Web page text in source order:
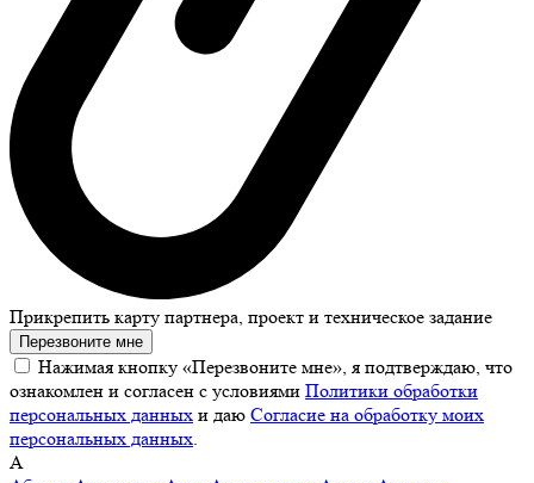
Прикрепить карту партнера, проект и техническое задание
Перезвоните мне
Нажимая кнопку «Перезвоните мне», я подтверждаю, что
ознакомлен и согласен с условиями Политики обработки
персональных данных и даю Согласие на обработку моих
персональных данных
А